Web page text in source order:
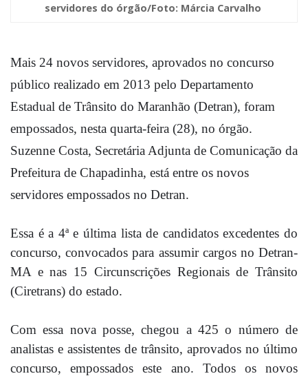
servidores do órgão/Foto: Márcia Carvalho
Mais 24 novos servidores, aprovados no concurso
público realizado em 2013 pelo Departamento
Estadual de Trânsito do Maranhão (Detran), foram
empossados, nesta quarta-feira (28), no órgão.
Suzenne Costa, Secretária Adjunta de Comunicação da
Prefeitura de Chapadinha, está entre os novos
servidores empossados no Detran.
Essa é a 4ª e última lista de candidatos excedentes do
concurso, convocados para assumir cargos no Detran-
MA e nas 15 Circunscrições Regionais de Trânsito
(Ciretrans) do estado.
Com essa nova posse, chegou a 425 o número de
analistas e assistentes de trânsito, aprovados no último
concurso, empossados este ano. Todos os novos